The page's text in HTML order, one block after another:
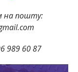
на пошту:
989 60 87